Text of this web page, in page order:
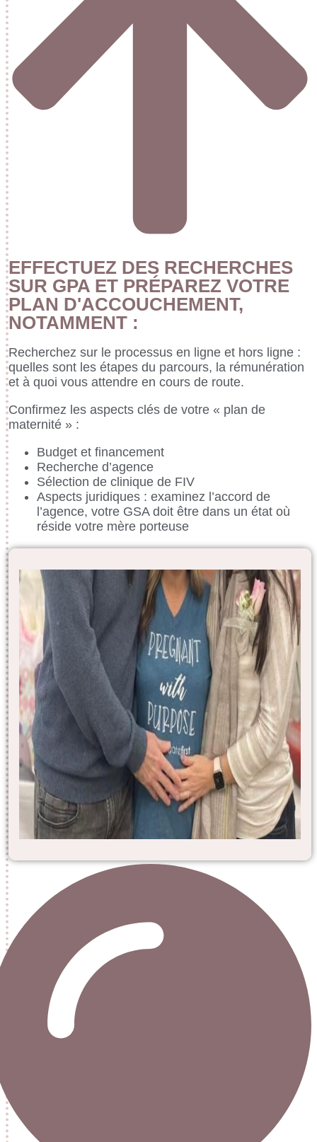
EFFECTUEZ DES RECHERCHES
SUR GPA ET PRÉPAREZ VOTRE
PLAN D'ACCOUCHEMENT,
NOTAMMENT :
Recherchez sur le processus en ligne et hors ligne :
quelles sont les étapes du parcours, la rémunération
et à quoi vous attendre en cours de route.
Confirmez les aspects clés de votre « plan de
maternité » :
Budget et financement
Recherche d’agence
Sélection de clinique de FIV
Aspects juridiques : examinez l’accord de
l’agence, votre GSA doit être dans un état où
réside votre mère porteuse